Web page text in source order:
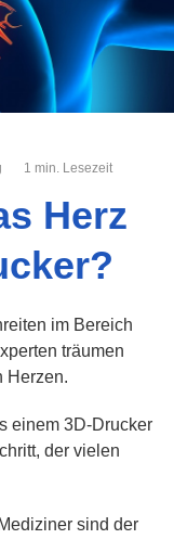
1 min. Lesezeit
Herz
im Bereich
träumen
Herzen.
einem 3D-Drucker
der vielen
sind der